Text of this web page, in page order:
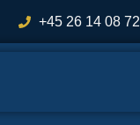
+45 26 14 08 72